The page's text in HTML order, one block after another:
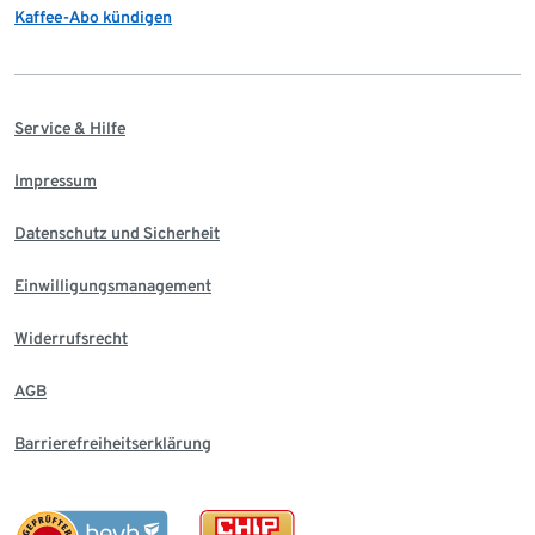
Kaffee-Abo kündigen
Service & Hilfe
Impressum
Datenschutz und Sicherheit
Einwilligungsmanagement
Widerrufsrecht
AGB
Barrierefreiheitserklärung